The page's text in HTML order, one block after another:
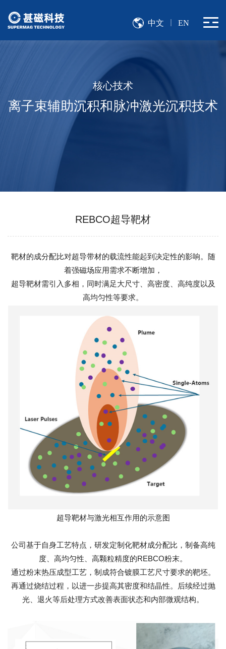
中文 EN
核心技术
离子束辅助沉积和脉冲激光沉积技术
REBCO超导靶材
靶材的成分配比对超导带材的载流性能起到决定性的影响。随
着强磁场应用需求不断增加，
超导靶材需引入多相，同时满足大尺寸、高密度、高纯度以及
高均匀性等要求。
超导靶材与激光相互作用的示意图
公司基于自身工艺特点，研发定制化靶材成分配比，制备高纯
度、高均匀性、高颗粒精度的REBCO粉末。
通过粉末热压成型工艺，制成符合镀膜工艺尺寸要求的靶坯。
再通过烧结过程，以进一步提高其密度和结晶性。后续经过抛
光、退火等后处理方式改善表面状态和内部微观结构。